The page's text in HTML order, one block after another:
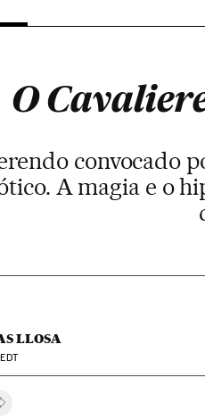
O
convocado
A magia e o
LLOSA
EDT
en Facebook
en TwitterRedes Sociales